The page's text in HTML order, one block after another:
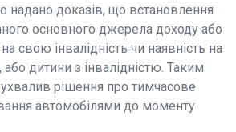
надано доказів, що встановлення
основного джерела доходу або
свою інвалідність чи наявність на
дитини з інвалідністю. Таким
рішення про тимчасове
автомобілями до моменту